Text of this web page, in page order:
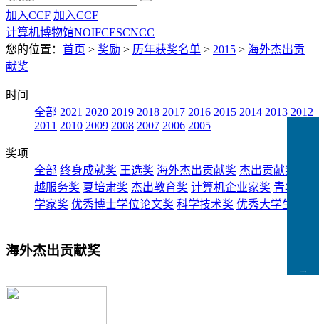
加入CCF 加入CCF
计算机博物馆NOIFCESCNCC
您的位置： 首页 > 奖励 > 历年获奖名单 > 2015 > 海外杰出贡
献奖
时间
全部 2021 2020 2019 2018 2017 2016 2015 2014 2013 2012
2011 2010 2009 2008 2007 2006 2005
奖项
全部 终身成就奖 王选奖 海外杰出贡献奖 杰出贡献奖
越服务奖 夏培肃奖 杰出教育奖 计算机企业家奖 青年科
学家奖 优秀博士学位论文奖 科学技术奖 优秀大学生奖
海外杰出贡献奖